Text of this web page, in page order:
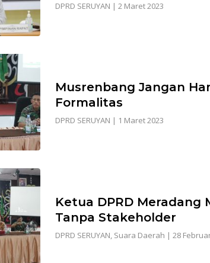
DPRD SERUYAN | 2 Maret 2023
Musrenbang Jangan
Formalitas
DPRD SERUYAN | 1 Maret 2023
Ketua DPRD Meradang
Tanpa Stakeholder
DPRD SERUYAN, Suara Daerah | 28